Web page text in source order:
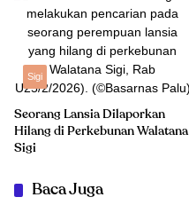
Sigi
Seorang Lansia Dilaporkan
Hilang di Perkebunan Walatana
Sigi
Baca Juga